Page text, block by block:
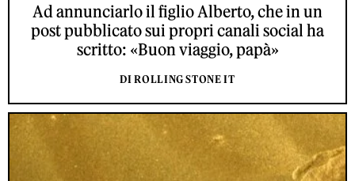
Ad annunciarlo il figlio Alberto, che in un
post pubblicato sui propri canali social ha
scritto: «Buon viaggio, papà»
DI ROLLING STONE IT